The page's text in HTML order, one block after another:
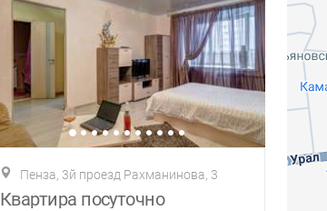
Пенза, 3й проезд Рахманинова, 3
Квартира посуточно